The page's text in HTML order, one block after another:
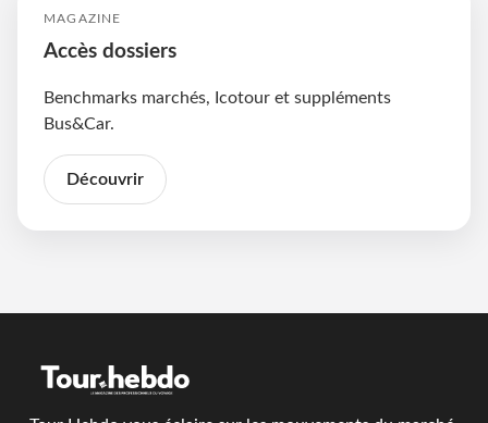
MAGAZINE
Accès dossiers
Benchmarks marchés, Icotour et suppléments
Bus&Car.
Découvrir